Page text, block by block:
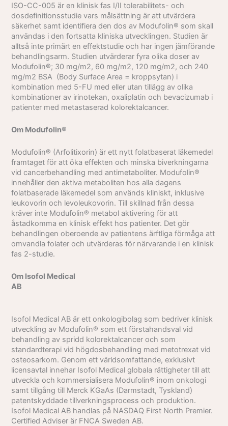
ISO-CC-005 är en klinisk fas I/II tolerabilitets- och
dosdefinitionsstudie vars målsättning är att utvärdera
säkerhet samt identifiera den dos av Modufolin® som skall
användas i den fortsatta kliniska utvecklingen. Studien är
alltså inte primärt en effektstudie och har ingen jämförande
behandlingsarm. Studien utvärderar fyra olika doser av
Modufolin®; 30 mg/m2, 60 mg/m2, 120 mg/m2, och 240
mg/m2 BSA (Body Surface Area = kroppsytan) i
kombination med 5-FU med eller utan tillägg av olika
kombinationer av irinotekan, oxaliplatin och bevacizumab i
patienter med metastaserad kolorektalcancer.
Om Modufolin®
Modufolin® (Arfolitixorin) är ett nytt folatbaserat läkemedel
framtaget för att öka effekten och minska biverkningarna
vid cancerbehandling med antimetaboliter. Modufolin®
innehåller den aktiva metaboliten hos alla dagens
folatbaserade läkemedel som används kliniskt, inklusive
leukovorin och levoleukovorin. Till skillnad från dessa
kräver inte Modufolin® metabol aktivering för att
åstadkomma en klinisk effekt hos patienter. Det gör
behandlingen oberoende av patientens ärftliga förmåga att
omvandla folater och utvärderas för närvarande i en klinisk
fas 2-studie.
Om Isofol Medical
AB
Isofol Medical AB är ett onkologibolag som bedriver klinisk
utveckling av Modufolin® som ett förstahandsval vid
behandling av spridd kolorektalcancer och som
standardterapi vid högdosbehandling med metotrexat vid
osteosarkom. Genom ett världsomfattande, exklusivt
licensavtal innehar Isofol Medical globala rättigheter till att
utveckla och kommersialisera Modufolin® inom onkologi
samt tillgång till Merck KGaAs (Darmstadt, Tyskland)
patentskyddade tillverkningsprocess och produktion.
Isofol Medical AB handlas på NASDAQ First North Premier.
Certified Adviser är FNCA Sweden AB.